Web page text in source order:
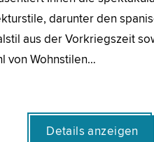
darunter den
aus der Vorkriegszeit
von Wohnstilen…
Details anzeigen